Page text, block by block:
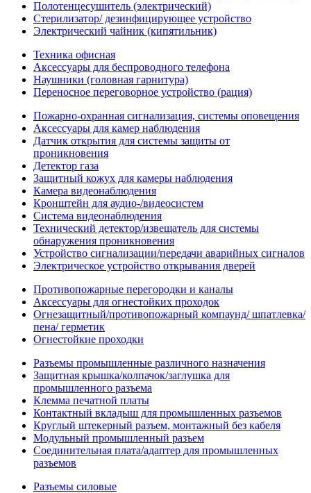
Полотенцесушитель (электрический)
Стерилизатор/ дезинфицирующее устройство
Электрический чайник (кипятильник)
Техника офисная
Аксессуары для беспроводного телефона
Наушники (головная гарнитура)
Переносное переговорное устройство (рация)
Пожарно-охранная сигнализация, системы оповещения
Аксессуары для камер наблюдения
Датчик открытия для системы защиты от
проникновения
Детектор газа
Защитный кожух для камеры наблюдения
Камера видеонаблюдения
Кронштейн для аудио-/видеосистем
Система видеонаблюдения
Технический детектор/извещатель для системы
обнаружения проникновения
Устройство сигнализации/передачи аварийных сигналов
Электрическое устройство открывания дверей
Противопожарные перегородки и каналы
Аксессуары для огнестойких проходок
Огнезащитный/противопожарный компаунд/ шпатлевка/
пена/ герметик
Огнестойкие проходки
Разъемы промышленные различного назначения
Защитная крышка/колпачок/заглушка для
промышленного разъема
Клемма печатной платы
Контактный вкладыш для промышленных разъемов
Круглый штекерный разъем, монтажный без кабеля
Модульный промышленный разъем
Соединительная плата/адаптер для промышленных
разъемов
Разъемы силовые